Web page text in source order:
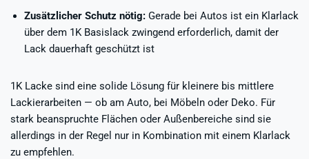
Zusätzlicher Schutz nötig: Gerade bei Autos ist ein Klarlack
über dem 1K Basislack zwingend erforderlich, damit der
Lack dauerhaft geschützt ist
1K Lacke sind eine solide Lösung für kleinere bis mittlere
Lackierarbeiten — ob am Auto, bei Möbeln oder Deko. Für
stark beanspruchte Flächen oder Außenbereiche sind sie
allerdings in der Regel nur in Kombination mit einem Klarlack
zu empfehlen.